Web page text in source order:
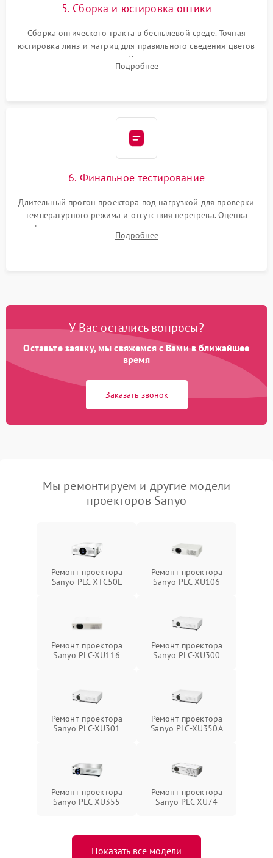
5. Сборка и юстировка оптики
Сборка оптического тракта в беспылевой среде. Точная
юстировка линз и матриц для правильного сведения цветов
и устранения размытия. Надежное подключение всех
шлейфов, установка датчиков и закрытие корпуса
Подробнее
6. Финальное тестирование
Длительный прогон проектора под нагрузкой для проверки
температурного режима и отсутствия перегрева. Оценка
фокуса, контрастности и цветопередачи на тестовых
таблицах. Проверка работы всех видеовходов и кнопок
Подробнее
У Вас остались вопросы?
Оставьте заявку, мы свяжемся с Вами в ближайшее
время
Заказать звонок
Мы ремонтируем и другие модели
проекторов Sanyo
Ремонт проектора
Sanyo PLC-XTC50L
Ремонт проектора
Sanyo PLC-XU106
Ремонт проектора
Sanyo PLC-XU116
Ремонт проектора
Sanyo PLC-XU300
Ремонт проектора
Sanyo PLC-XU301
Ремонт проектора
Sanyo PLC-XU350A
Ремонт проектора
Sanyo PLC-XU355
Ремонт проектора
Sanyo PLC-XU74
Показать все модели